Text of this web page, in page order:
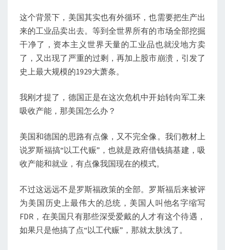
这个背景下，美国其实也有外循环，也需要把生产出
来的工业品卖出去。等到全世界所有的市场全部挖掘
干净了，资本主义世界天量的工业品也就没地方卖
了，又出现了严重的过剩，再加上股市崩溃，引发了
史上最大规模的1929大萧条。
我刚才提了，德国正是在这次危机中开始转向军工来
吸收产能，那美国怎么办？
美国和德国的思路有点像，又不完全像。我们教材上
说罗斯福搞“以工代赈”，也就是政府借钱搞基建，吸
收产能和就业，有点像我国现在的模式。
不过这远远不是罗斯福政策的全部。罗斯福后来被评
为美国历史上最伟大的总统，美国人叫他名字缩写
FDR，在美国只有那些深受爱戴的人才有这个待遇，
如果只是他搞了点“以工代赈”，那就太肤浅了。